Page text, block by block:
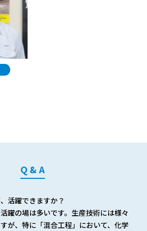
Q & A
活躍できますか？
躍の場は多いです。生産技術には様々
が、特に「混合工程」において、化学